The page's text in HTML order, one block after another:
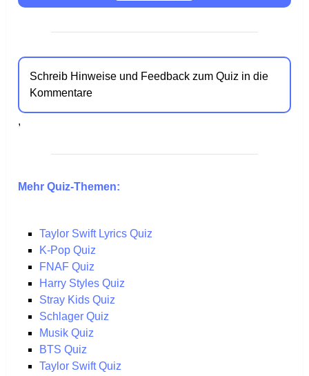
Schreib Hinweise und Feedback zum Quiz in die
Kommentare
,
Mehr Quiz-Themen:
Taylor Swift Lyrics Quiz
K-Pop Quiz
FNAF Quiz
Harry Styles Quiz
Stray Kids Quiz
Schlager Quiz
Musik Quiz
BTS Quiz
Taylor Swift Quiz